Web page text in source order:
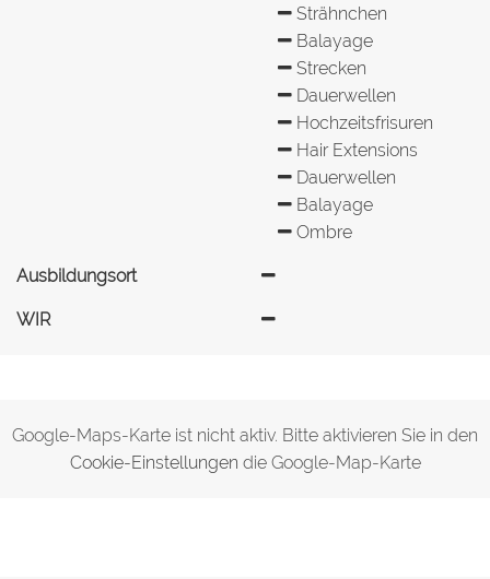
Strähnchen
Balayage
Strecken
Dauerwellen
Hochzeitsfrisuren
Hair Extensions
Dauerwellen
Balayage
Ombre
Ausbildungsort
WIR
Google-Maps-Karte ist nicht aktiv. Bitte aktivieren Sie in den
Cookie-Einstellungen die Google-Map-Karte